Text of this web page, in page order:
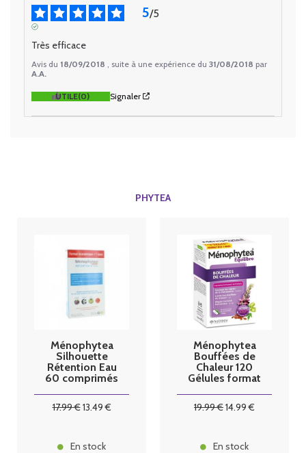
5/5
Très efficace
Avis du 18/09/2018 , suite à une expérience du 31/08/2018 par
A.A.
UTILE(0) Signaler
PHYTEA
Ménophytea
Silhouette
Rétention Eau
60 comprimés
17.99€13.49€
En stock
Ménophytea
Bouffées de
Chaleur 120
Gélules format
19.99€14.99 €
En stock